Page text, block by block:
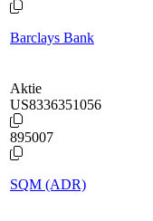
Barclays Bank
Aktie
US8336351056
895007
SQM (ADR)